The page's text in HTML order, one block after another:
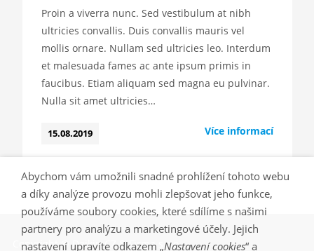
Proin a viverra nunc. Sed vestibulum at nibh
ultricies convallis. Duis convallis mauris vel
mollis ornare. Nullam sed ultricies leo. Interdum
et malesuada fames ac ante ipsum primis in
faucibus. Etiam aliquam sed magna eu pulvinar.
Nulla sit amet ultricies…
15.08.2019 Více informací
Copyright © Daikin CZ & Firma s.r.o.
Abychom vám umožnili snadné prohlížení tohoto webu
a díky analýze provozu mohli zlepšovat jeho funkce,
používáme soubory cookies, které sdílíme s našimi
partnery pro analýzu a marketingové účely. Jejich
nastavení upravíte odkazem „Nastavení cookies“ a